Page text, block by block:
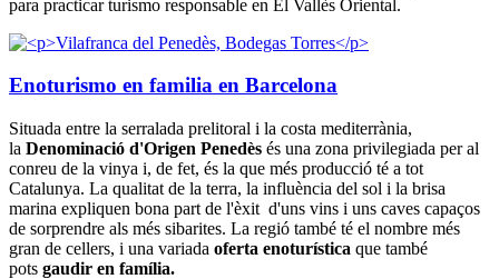
para practicar turismo responsable en El Vallès Oriental.
Enoturismo en familia en Barcelona
Situada entre la serralada prelitoral i la costa mediterrània,
la Denominació d'Origen Penedès és una zona privilegiada per al
conreu de la vinya i, de fet, és la que més producció té a tot
Catalunya. La qualitat de la terra, la influència del sol i la brisa
marina expliquen bona part de l'èxit d'uns vins i uns caves capaços
de sorprendre als més sibarites. La regió també té el nombre més
gran de cellers, i una variada oferta enoturística que també
pots gaudir en família.